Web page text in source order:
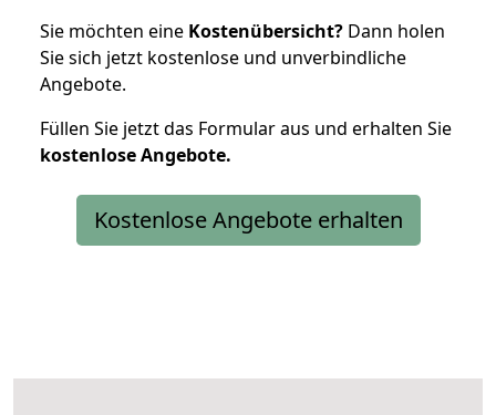
Sie möchten eine Kostenübersicht? Dann holen
Sie sich jetzt kostenlose und unverbindliche
Angebote.
Füllen Sie jetzt das Formular aus und erhalten Sie
kostenloseAngebote.
Kostenlose Angebote erhalten